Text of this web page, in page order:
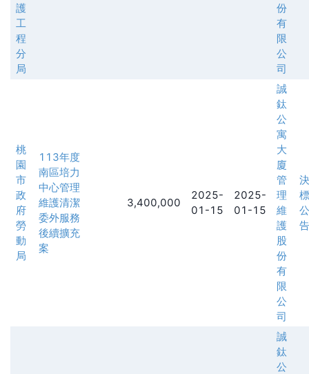
護
工
程
分
局
份
有
限
公
司
桃
園
市
政
府
勞
動
局
113年度
南區培力
中心管理
維護清潔
委外服務
後續擴充
案
3,400,000
2025-
01-15
2025-
01-15
誠
鈦
公
寓
大
廈
管
理
維
護
股
份
有
限
公
司
決
標
公
告
誠
鈦
公